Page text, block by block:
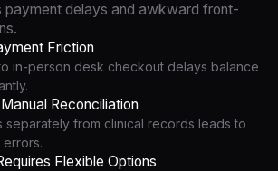
payment delays and awkward front-
Friction
in-person desk checkout delays balance
Reconciliation
separately from clinical records leads to
errors.
Flexible Options